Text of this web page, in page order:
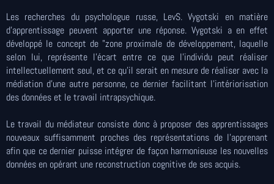
Les recherches du psychologue russe, LevS. Vygotski en matière
d'apprentissage peuvent apporter une réponse. Vygotski a en effet
développé le concept de "zone proximale de développement, laquelle
selon lui, représente l'écart entre ce que l'individu peut réaliser
intellectuellement seul, et ce qu'il serait en mesure de réaliser avec la
médiation d'une autre personne, ce dernier facilitant l'intériorisation
des données et le travail intrapsychique.
Le travail du médiateur consiste donc à proposer des apprentissages
nouveaux suffisamment proches des représentations de l'apprenant
afin que ce dernier puisse intégrer de façon harmonieuse les nouvelles
données en opérant une reconstruction cognitive de ses acquis.